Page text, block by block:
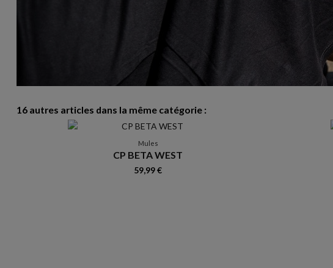
16 autres articles dans la même catégorie :
Mules
CP BETA WEST
59,99 €